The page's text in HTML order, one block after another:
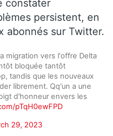
constater
persistent, en
abonnés sur Twitter.
migration vers l'offre Delta
bloquée tantôt
tandis que les nouveaux
librement. Qq'un a une
d'honneur envers les
pTqH0ewFPD
29, 2023